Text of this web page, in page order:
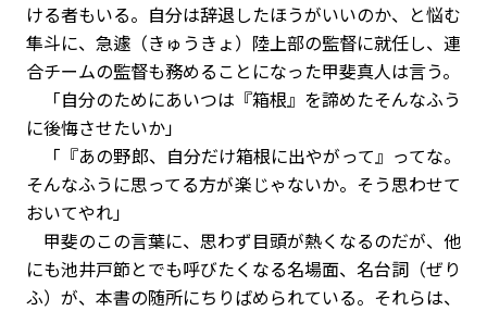
ける者もいる。自分は辞退したほうがいいのか、と悩む
隼斗に、急遽（きゅうきょ）陸上部の監督に就任し、連
合チームの監督も務めることになった甲斐真人は言う。
「自分のためにあいつは『箱根』を諦めた――そんなふう
に後悔させたいか」
「『あの野郎、自分だけ箱根に出やがって』ってな。
そんなふうに思ってる方が楽じゃないか。そう思わせて
おいてやれ」
甲斐のこの言葉に、思わず目頭が熱くなるのだが、他
にも池井戸節とでも呼びたくなる名場面、名台詞（ぜり
ふ）が、本書の随所にちりばめられている。それらは、